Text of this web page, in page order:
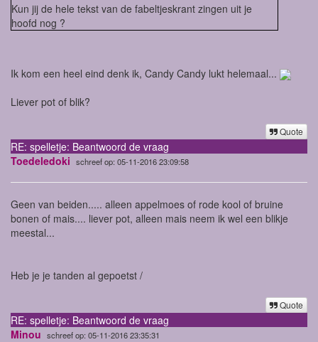
Kun jij de hele tekst van de fabeltjeskrant zingen uit je
hoofd nog ?
Ik kom een heel eind denk ik, Candy Candy lukt helemaal...
Liever pot of blik?
Quote
RE: spelletje: Beantwoord de vraag
Toedeledoki schreef op: 05-11-2016 23:09:58
Geen van beiden..... alleen appelmoes of rode kool of bruine
bonen of mais.... liever pot, alleen mais neem ik wel een blikje
meestal...
Heb je je tanden al gepoetst /
Quote
RE: spelletje: Beantwoord de vraag
Minou schreef op: 05-11-2016 23:35:31